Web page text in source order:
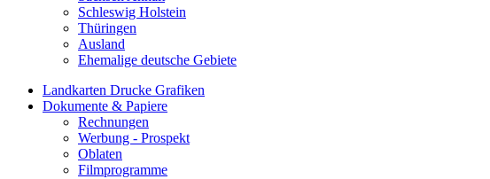
Schleswig Holstein
Thüringen
Ausland
Ehemalige deutsche Gebiete
Landkarten Drucke Grafiken
Dokumente & Papiere
Rechnungen
Werbung - Prospekt
Oblaten
Filmprogramme